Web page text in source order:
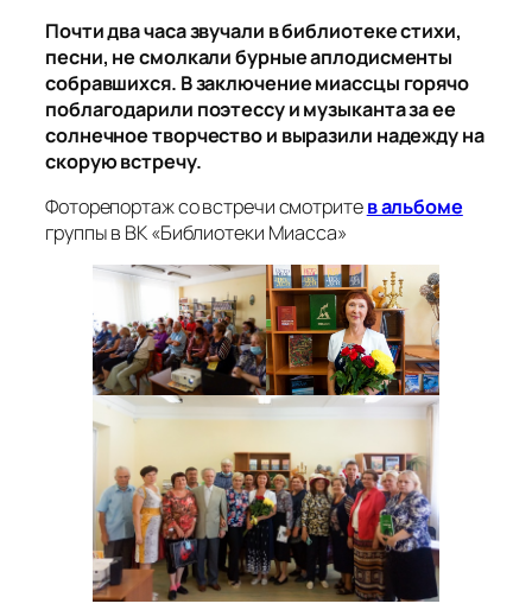
Почти два часа звучали в библиотеке стихи,
песни, не смолкали бурные аплодисменты
собравшихся. В заключение миассцы горячо
поблагодарили поэтессу и музыканта за ее
солнечное творчество и выразили надежду на
скорую встречу.
Фоторепортаж со встречи смотритев альбоме
группы в ВК «Библиотеки Миасса»